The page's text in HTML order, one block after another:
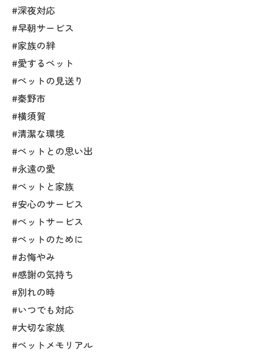
#深夜対応
#早朝サービス
#家族の絆
#愛するペット
#ペットの見送り
#秦野市
#横須賀
#清潔な環境
#ペットとの思い出
#永遠の愛
#ペットと家族
#安心のサービス
#ペットサービス
#ペットのために
#お悔やみ
#感謝の気持ち
#別れの時
#いつでも対応
#大切な家族
#ペットメモリアル